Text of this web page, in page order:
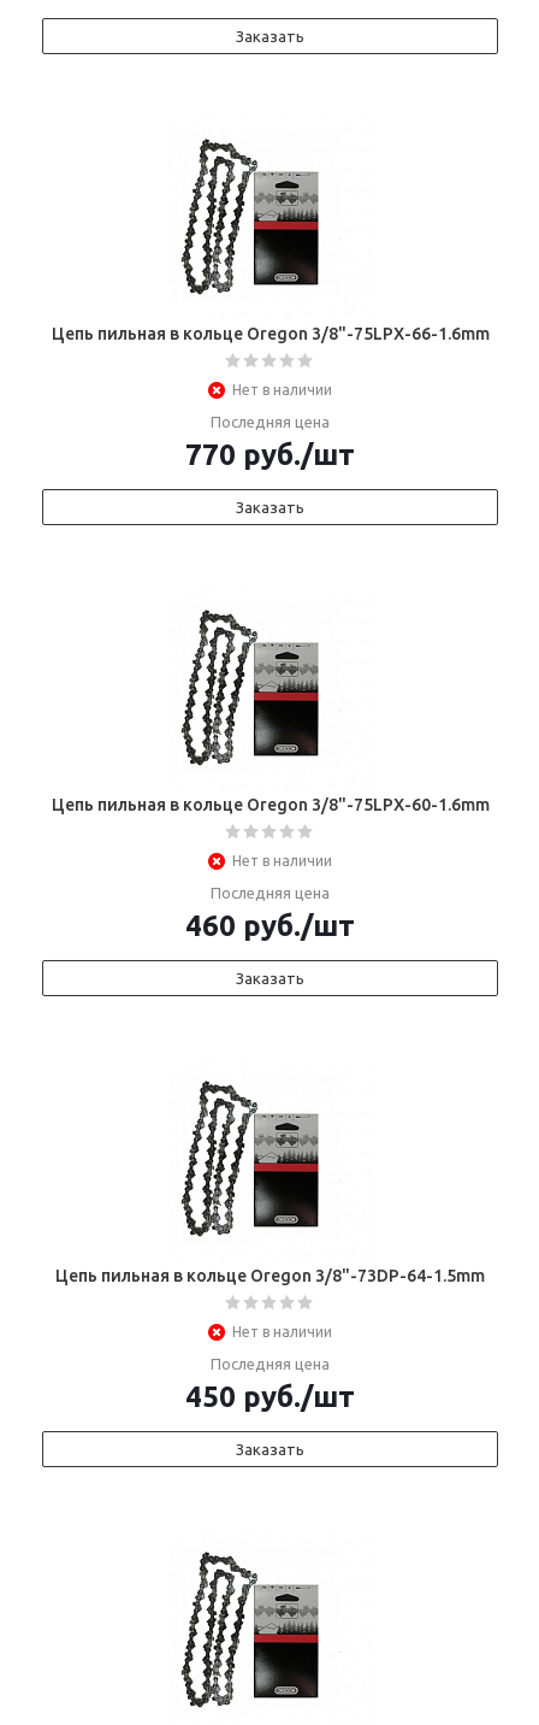
Заказать
Цепь пильная в кольце Oregon 3/8"-75LPX-66-1.6mm
Нет в наличии
Последняя цена
770 руб./шт
Заказать
Цепь пильная в кольце Oregon 3/8"-75LPX-60-1.6mm
Нет в наличии
Последняя цена
460 руб./шт
Заказать
Цепь пильная в кольце Oregon 3/8"-73DP-64-1.5mm
Нет в наличии
Последняя цена
450 руб./шт
Заказать